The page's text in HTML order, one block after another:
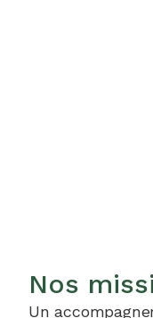
Nos
Un